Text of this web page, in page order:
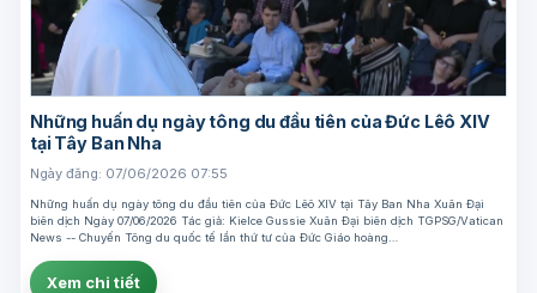
Những huấn dụ ngày tông du đầu tiên của Đức Lêô XIV
tại Tây Ban Nha
Ngày đăng: 07/06/2026 07:55
Những huấn dụ ngày tông du đầu tiên của Đức Lêô XIV tại Tây Ban Nha Xuân Đại
biên dịch Ngày 07/06/2026 Tác giả: Kielce Gussie Xuân Đại biên dịch TGPSG/Vatican
News -- Chuyến Tông du quốc tế lần thứ tư của Đức Giáo hoàng…
Xem chi tiết